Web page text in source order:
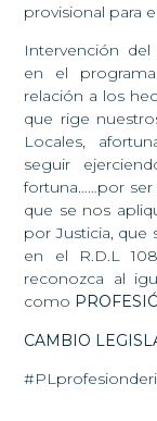
provisional para
Intervención del
en el programa
relación a los
que rige
Locales,
seguir
fortuna……por
que se nos
por Justicia, que
en el R.D.L
reconozca al
como
CAMBIO